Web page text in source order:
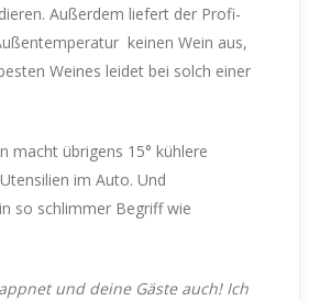
Außerdem liefert der Profi-
keinen Wein aus,
Weines leidet bei solch einer
macht übrigens 15° kühlere
im Auto. Und
so schlimmer Begriff wie
und deine Gäste auch! Ich